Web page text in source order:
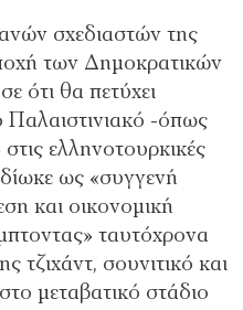
σχεδιαστών της
των Δημοκρατικών
ότι θα πετύχει
Παλαιστινιακό -όπως
ελληνοτουρκικές
ως «συγγενή
και οικονομική
ταυτόχρονα
τζιχάντ, σουνιτικό και
μεταβατικό στάδιο